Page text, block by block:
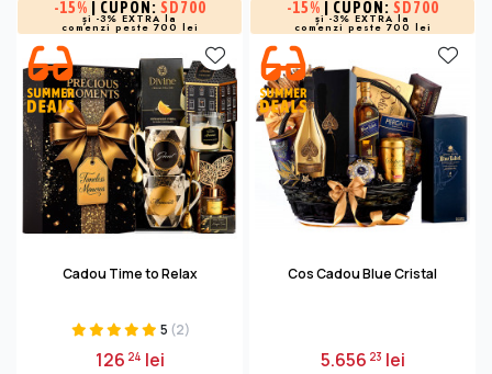
-15% | CUPON: SD700
și -3% EXTRA la
comenzi peste 700 lei
Cadou Time to Relax
5 (2)
126 24 lei
-15% | CUPON: SD700
și -3% EXTRA la
comenzi peste 700 lei
Cos Cadou Blue Cristal
5.656 23 lei